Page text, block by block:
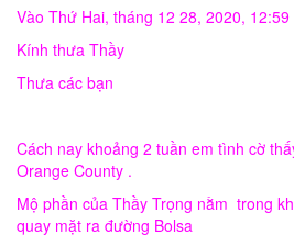
Vào Thứ Hai, tháng 12 28, 2020,
Kính thưa Thầy
Thưa các bạn
Cách nay khoảng 2 tuần em tình cờ
Orange County .
Mộ phần của Thầy Trọng nằm trong
quay mặt ra đường Bolsa